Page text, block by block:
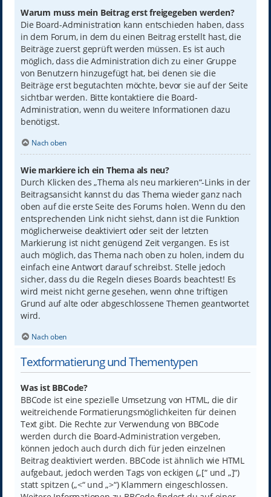
Warum muss mein Beitrag erst freigegeben werden?
Die Board-Administration kann entschieden haben, dass
in dem Forum, in dem du einen Beitrag erstellt hast, die
Beiträge zuerst geprüft werden müssen. Es ist auch
möglich, dass die Administration dich zu einer Gruppe
von Benutzern hinzugefügt hat, bei denen sie die
Beiträge erst begutachten möchte, bevor sie auf der Seite
sichtbar werden. Bitte kontaktiere die Board-
Administration, wenn du weitere Informationen dazu
benötigst.
Nach oben
Wie markiere ich ein Thema als neu?
Durch Klicken des „Thema als neu markieren“-Links in der
Beitragsansicht kannst du das Thema wieder ganz nach
oben auf die erste Seite des Forums holen. Wenn du den
entsprechenden Link nicht siehst, dann ist die Funktion
möglicherweise deaktiviert oder seit der letzten
Markierung ist nicht genügend Zeit vergangen. Es ist
auch möglich, das Thema nach oben zu holen, indem du
einfach eine Antwort darauf schreibst. Stelle jedoch
sicher, dass du die Regeln dieses Boards beachtest! Es
wird meist nicht gerne gesehen, wenn ohne triftigen
Grund auf alte oder abgeschlossene Themen geantwortet
wird.
Nach oben
Textformatierung und Thementypen
Was ist BBCode?
BBCode ist eine spezielle Umsetzung von HTML, die dir
weitreichende Formatierungsmöglichkeiten für deinen
Text gibt. Die Rechte zur Verwendung von BBCode
werden durch die Board-Administration vergeben,
können jedoch auch durch dich für jeden einzelnen
Beitrag deaktiviert werden. BBCode ist ähnlich wie HTML
aufgebaut, jedoch werden Tags von eckigen („[“ und „]“)
statt spitzen („<“ und „>“) Klammern eingeschlossen.